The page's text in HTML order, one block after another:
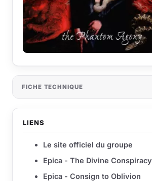
FICHE TECHNIQUE
LIENS
Le site officiel du groupe
Epica - The Divine Conspiracy
Epica - Consign to Oblivion